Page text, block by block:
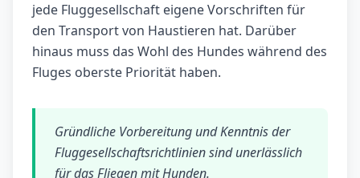
jede Fluggesellschaft eigene Vorschriften für
den Transport von Haustieren hat. Darüber
hinaus muss das Wohl des Hundes während des
Fluges oberste Priorität haben.
Gründliche Vorbereitung und Kenntnis der
Fluggesellschaftsrichtlinien sind unerlässlich
für das Fliegen mit Hunden.